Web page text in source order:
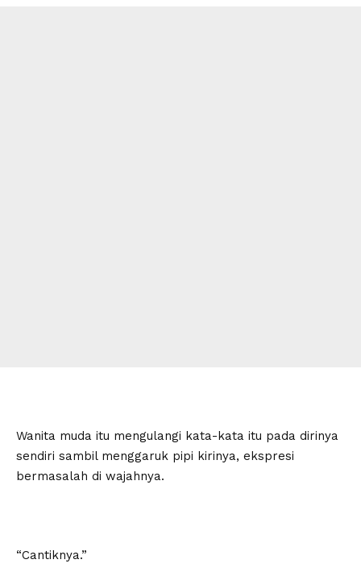
Wanita muda itu mengulangi kata-kata itu pada dirinya
sendiri sambil menggaruk pipi kirinya, ekspresi
bermasalah di wajahnya.
“Cantiknya.”